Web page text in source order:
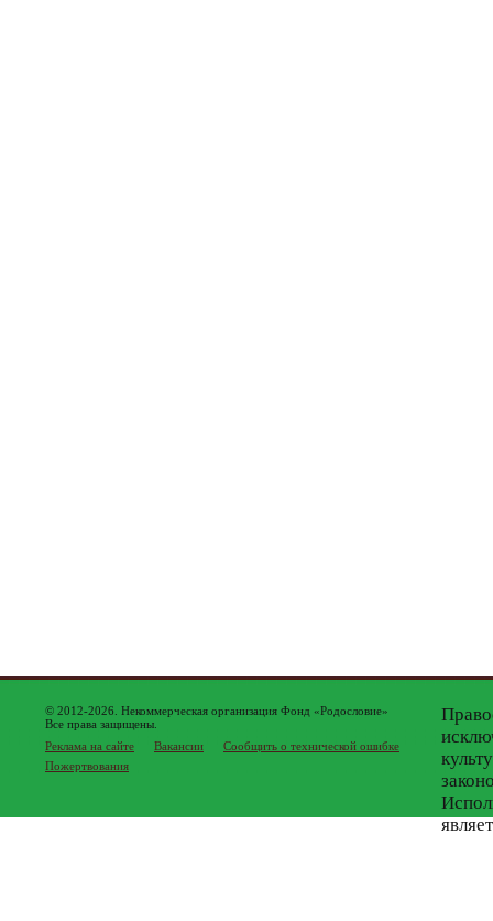
© 2012-2026. Некоммерческая организация Фонд «Родословие»
Все права защищены.
Реклама на сайте
Вакансии
Сообщить о технической ошибке
Пожертвования